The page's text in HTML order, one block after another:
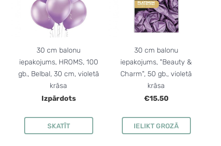
30 cm balonu
iepakojums, HROMS, 100
gb., Belbal, 30 cm, violetā
krāsa
Izpārdots
SKATĪT
30 cm balonu
iepakojums, "Beauty &
Charm", 50 gb., violetā
krāsa
€15.50
IELIKT GROZĀ